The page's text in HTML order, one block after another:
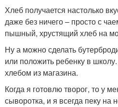
Хлеб получается настолько
даже без ничего – просто с
пышный, хрустящий хлеб на
Ну а можно сделать
или положить ребенку в
хлебом из магазина.
Когда я готовлю творог, то у
сыворотка, и я всегда пеку на